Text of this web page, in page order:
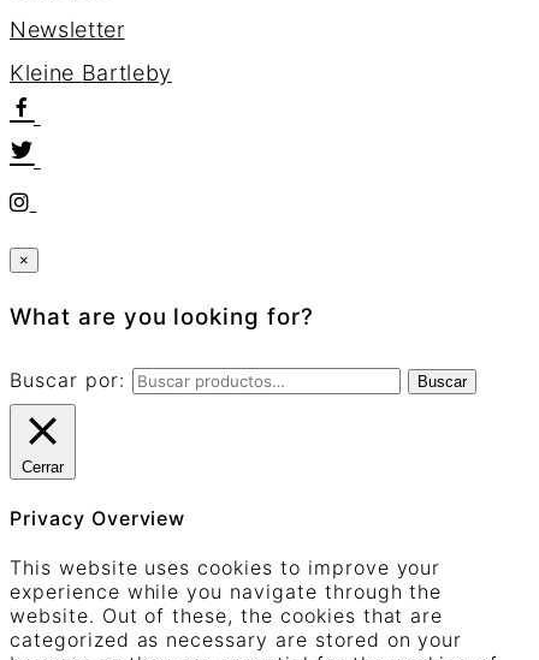
Newsletter
Kleine Bartleby
×
What are you looking for?
Buscar por: Buscar
Cerrar
Privacy Overview
This website uses cookies to improve your
experience while you navigate through the
website. Out of these, the cookies that are
categorized as necessary are stored on your